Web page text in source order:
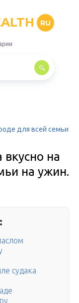
RU
для всей семьи
вкусно на
на ужин.
судака